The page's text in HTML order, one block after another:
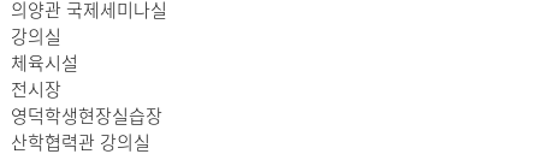
의양관 국제세미나실
강의실
체육시설
전시장
영덕학생현장실습장
산학협력관 강의실